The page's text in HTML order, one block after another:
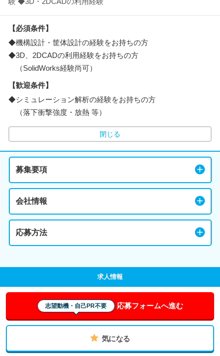
【必須条件】
◆機構設計・筐体設計の経験をお持ちの方
◆3D、2DCADの利用経験をお持ちの方
（SolidWorks経験尚可）
【歓迎条件】
◆シミュレーション解析の経験をお持ちの方
（落下衝撃強度・放熱 等）
閉じる
募集要項
会社情報
応募方法
求人情報
志望動機・自己PR不要 応募フォームへ進む
気になる